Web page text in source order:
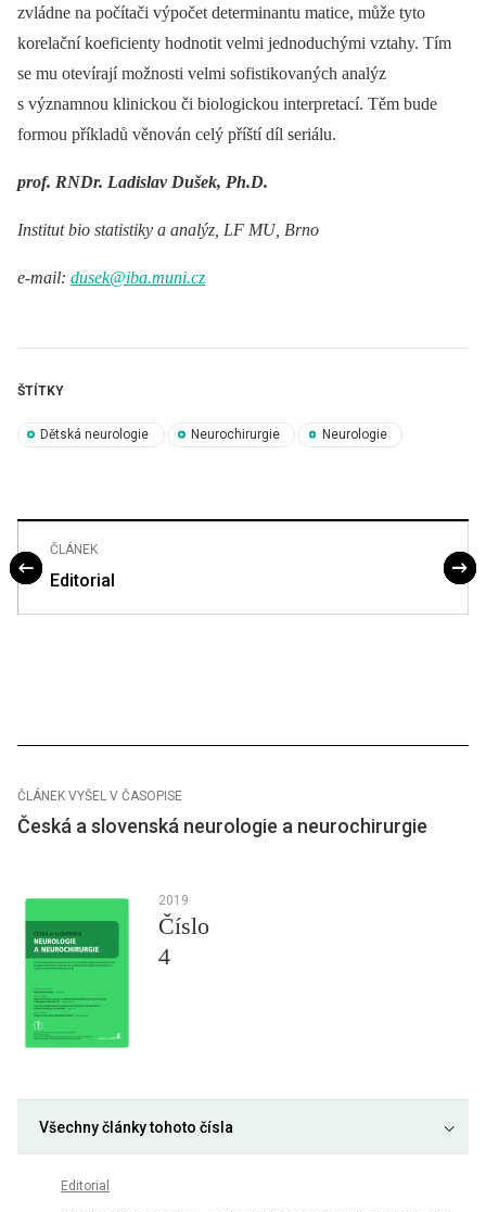
zvládne na počítači výpočet determinantu matice, může tyto
korelační koeficienty hodnotit velmi jednoduchými vztahy. Tím
se mu otevírají možnosti velmi sofistikovaných analýz
s významnou klinickou či bio­logickou interpretací. Těm bude
formou příkladů věnován celý příští díl seriálu.
prof. RNDr. Ladislav Dušek, Ph.D.
Institut bio statistiky a analýz, LF MU, Brno
e-mail: dusek@iba.muni.cz
ŠTÍTKY
Dětská neurologie Neurochirurgie Neurologie
ČLÁNEK
Editorial
ČLÁNEK VYŠEL V ČASOPISE
Česká a slovenská neurologie a neurochirurgie
2019
Číslo
4
Všechny články tohoto čísla
Editorial